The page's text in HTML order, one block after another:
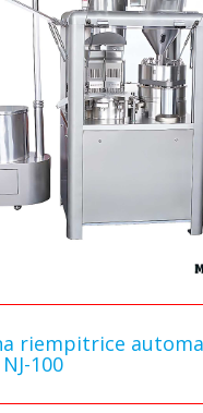
riempitrice
100